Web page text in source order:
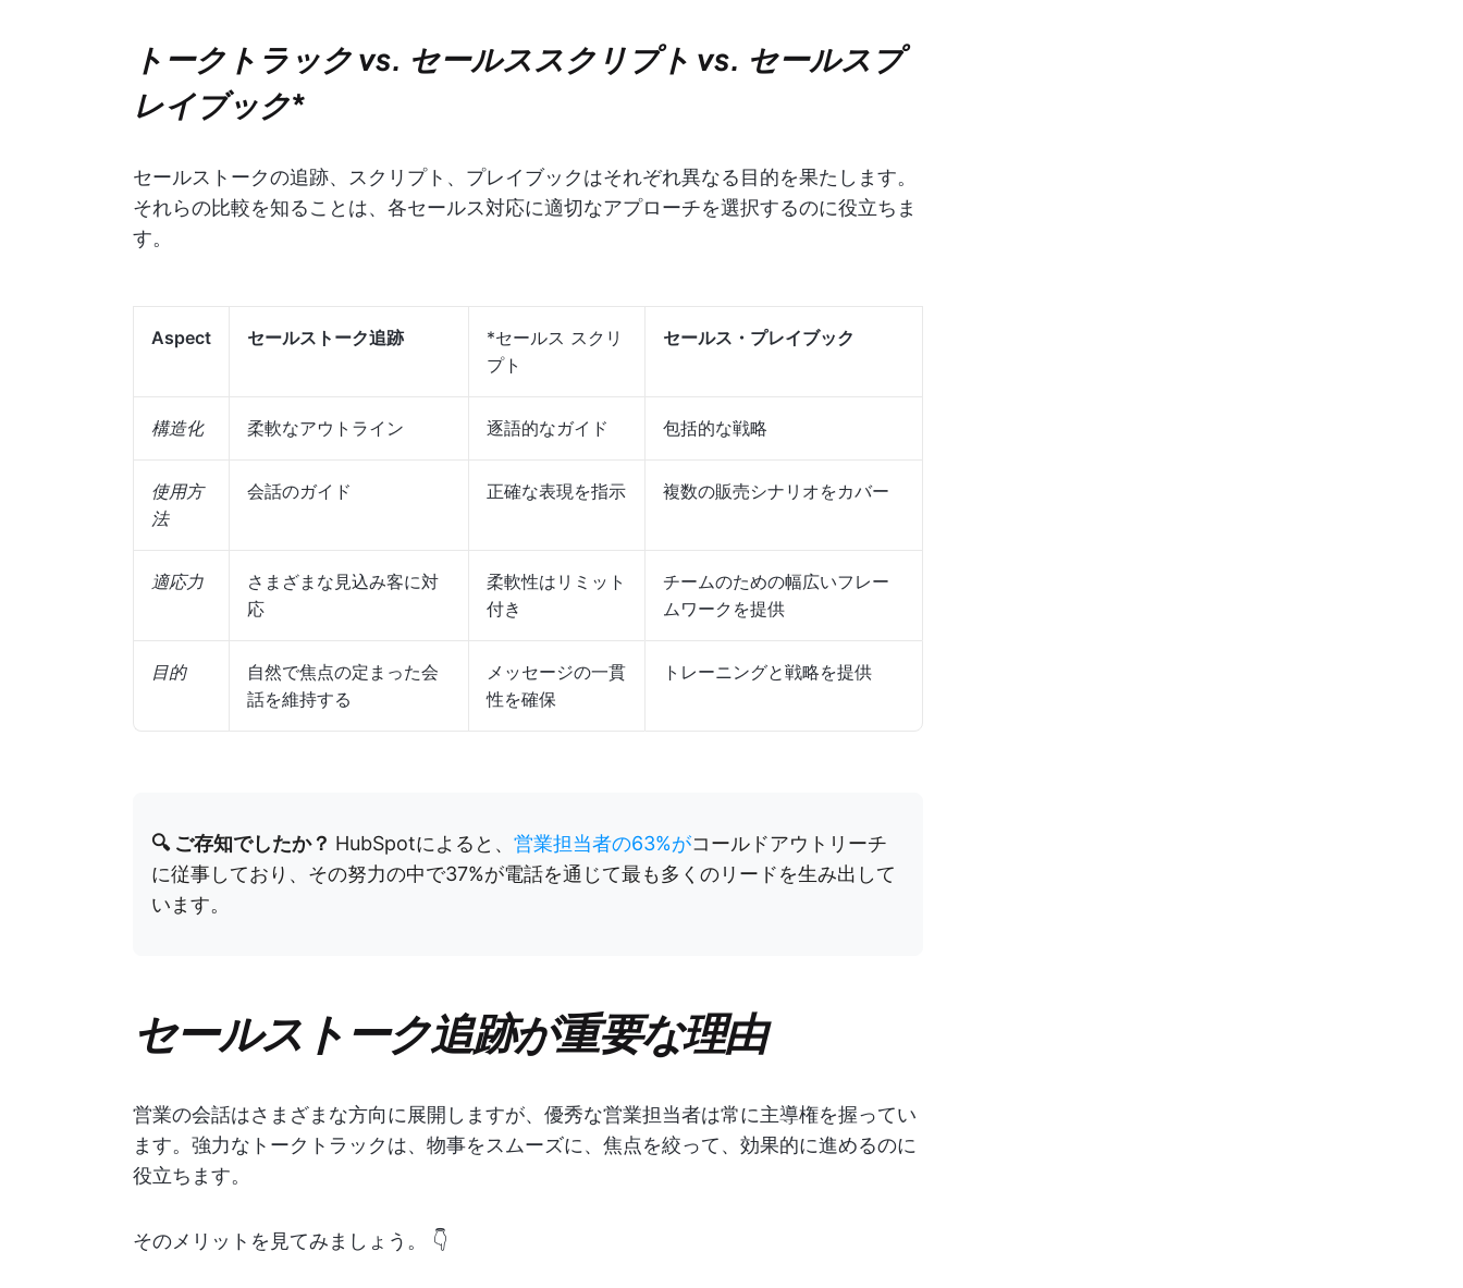
トークトラック vs. セールススクリプト vs. セールスプ
レイブック*
セールストークの追跡、スクリプト、プレイブックはそれぞれ異なる目的を果たします。
それらの比較を知ることは、各セールス対応に適切なアプローチを選択するのに役立ちま
す。
Aspect セールストーク追跡
*セールス スクリ
プト
セールス・プレイブック
構造化 柔軟なアウトライン 逐語的なガイド 包括的な戦略
使用方
法
会話のガイド 正確な表現を指示 複数の販売シナリオをカバー
適応力
さまざまな見込み客に対
応
柔軟性はリミット
付き
チームのための幅広いフレー
ムワークを提供
目的
自然で焦点の定まった会
話を維持する
メッセージの一貫
性を確保
トレーニングと戦略を提供
🔍 ご存知でしたか？ HubSpotによると、 営業担当者の63%がコールドアウトリーチ
に従事しており、その努力の中で37%が電話を通じて最も多くのリードを生み出して
います。
セールストーク追跡が重要な理由
営業の会話はさまざまな方向に展開しますが、優秀な営業担当者は常に主導権を握ってい
ます。強力なトークトラックは、物事をスムーズに、焦点を絞って、効果的に進めるのに
役立ちます。
そのメリットを見てみましょう。 👇